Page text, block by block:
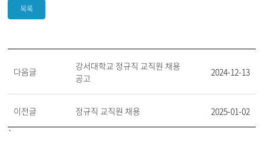
목록
다음글
강서대학교 정규직 교직원 채용
공고
2024-12-13
이전글 정규직 교직원 채용
2025-01-02
`